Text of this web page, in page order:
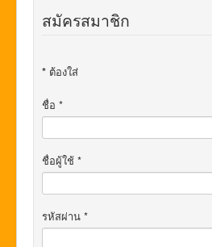
สมัครสมาชิก
* ต้องใส่
ชื่อ *
ชื่อผู้ใช้ *
รหัสผ่าน *